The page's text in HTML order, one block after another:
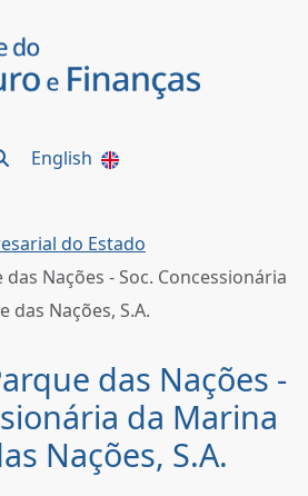
English
do Estado
Nações - Soc. Concessionária
das Nações, S.A.
das Nações -
da Marina
Nações, S.A.